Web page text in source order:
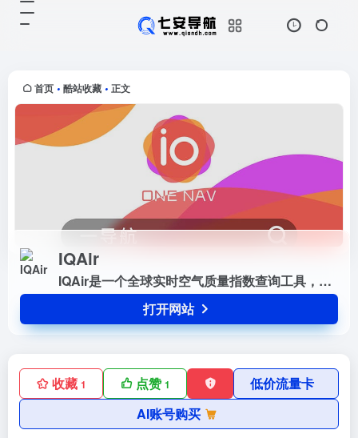
首页 • 酷站收藏 • 正文
IQAir
IQAir是一个全球实时空气质量指数查询工具，专为用户提供全球范围内的空气质量信息和实时排名查询。通过IQAir，用户可以查询任意城市的空气质量指数（AQI）以及全球空气质量的实时排名。此外，IQAir还提供了全球空气质量历史数据，用户可以方便地查看并下载历史数据，帮助分析空气质量的长期趋势。该平台由瑞士的空气质量技术公司IQAir建立...
打开网站
收藏 1 点赞1
低价流量卡
AI账号购买
的空气质量信息和实时排名查询。通
过IQAir，用户可以查询任意城市的
空气质量指数（AQI）以...